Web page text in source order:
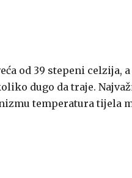
od 39 stepeni celzija,
dugo da traje.
temperatura tijela